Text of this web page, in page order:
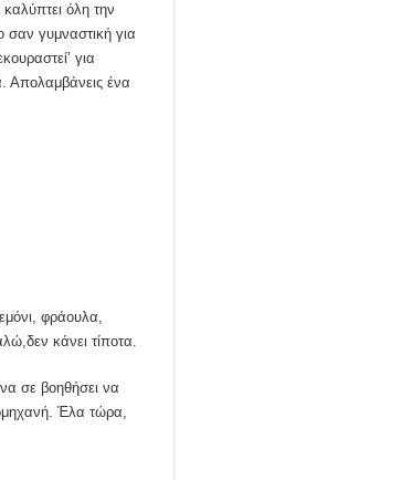
όλη την
σαν γυμναστική για
για
Απολαμβάνεις ένα
φράουλα,
κάνει τίποτα.
σε βοηθήσει να
Έλα τώρα,